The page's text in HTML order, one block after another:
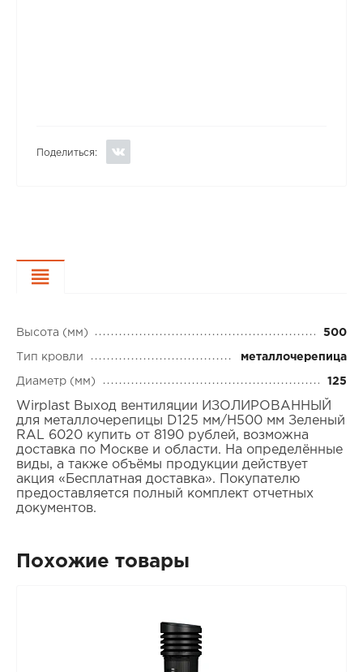
Поделиться:
Высота (мм) 500
Тип кровли металлочерепица
Диаметр (мм) 125
Wirplast Выход вентиляции ИЗОЛИРОВАННЫЙ
для металлочерепицы D125 мм/H500 мм Зеленый
RAL 6020 купить от 8190 рублей, возможна
доставка по Москве и области. На определённые
виды, а также объёмы продукции действует
акция «Бесплатная доставка». Покупателю
предоставляется полный комплект отчетных
документов.
Похожие товары